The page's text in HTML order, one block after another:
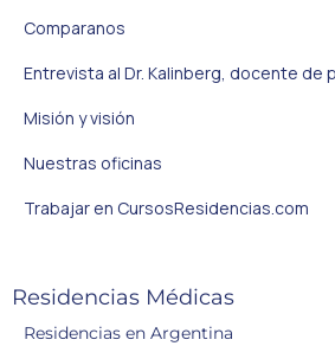
Comparanos
Entrevista al Dr. Kalinberg, docente de
Misión y visión
Nuestras oficinas
Trabajar en CursosResidencias.com
Residencias Médicas
Residencias en Argentina